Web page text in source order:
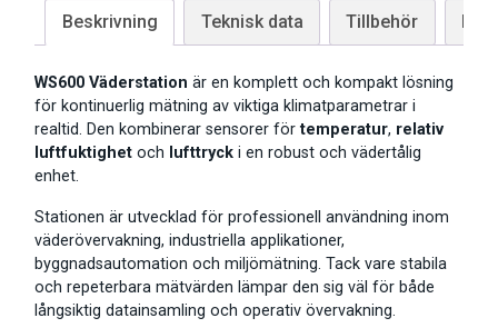
Beskrivning Teknisk data Tillbehör
WS600 Väderstation är en komplett och kompakt lösning
för kontinuerlig mätning av viktiga klimatparametrar i
realtid. Den kombinerar sensorer förtemperatur, relativ
luftfuktighet och lufttryck i en robust och vädertålig
enhet.
Stationen är utvecklad för professionell användning inom
väderövervakning, industriella applikationer,
byggnadsautomation och miljömätning. Tack vare stabila
och repeterbara mätvärden lämpar den sig väl för både
långsiktig datainsamling och operativ övervakning.